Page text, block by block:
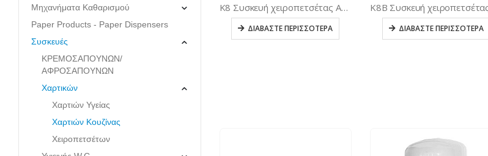
K8 Συσκευή χειροπετσέτας Autocut – Λευκή
ΔΙΑΒΆΣΤΕ ΠΕΡΙΣΣΌΤΕΡΑ ΔΙΑΒΆΣΤΕ ΠΕΡΙΣΣΌΤΕΡΑ
Μηχανήματα Καθαρισμού
Paper Products - Paper Dispensers
Συσκευές
ΚΡΕΜΟΣΑΠΟΥΝΩΝ/
ΑΦΡΟΣΑΠΟΥΝΩΝ
Χαρτικών
Χαρτιών Υγείας
Χαρτιών Κουζίνας
Χειροπετσέτων